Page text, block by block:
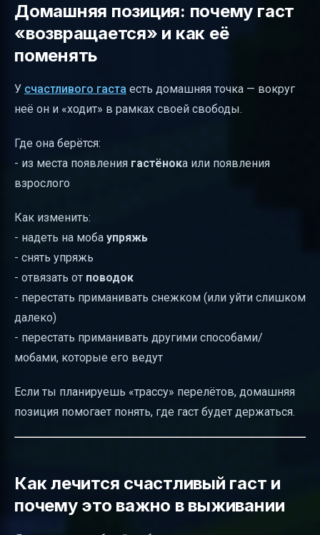
Домашняя позиция: почему гаст
«возвращается» и как её
поменять
У счастливого гаста есть домашняя точка — вокруг
неё он и «ходит» в рамках своей свободы.
Где она берётся:
- из места появления гастёнока или появления
взрослого
Как изменить:
- надеть на моба упряжь
- снять упряжь
- отвязать от поводок
- перестать приманивать снежком (или уйти слишком
далеко)
- перестать приманивать другими способами/
мобами, которые его ведут
Если ты планируешь «трассу» перелётов, домашняя
позиция помогает понять, где гаст будет держаться.
Как лечится счастливый гаст и
почему это важно в выживании